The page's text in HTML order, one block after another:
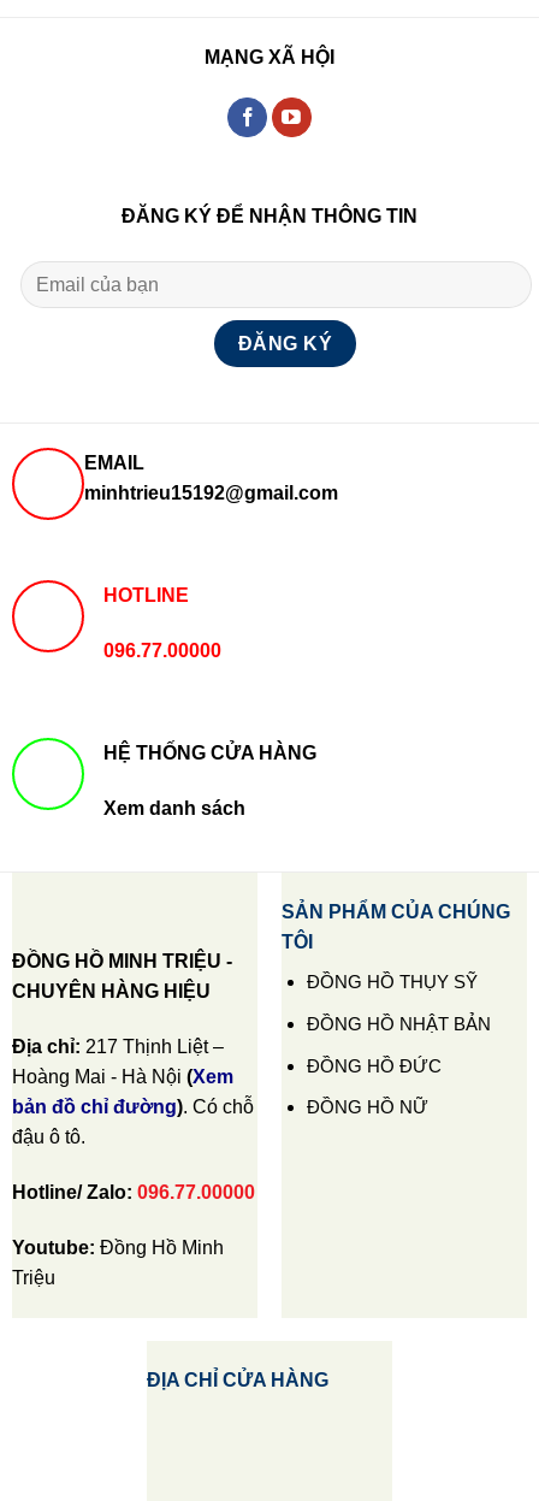
MẠNG XÃ HỘI
ĐĂNG KÝ ĐỂ NHẬN THÔNG TIN
EMAIL
minhtrieu15192@gmail.com
HOTLINE
096.77.00000
HỆ THỐNG CỬA HÀNG
Xem danh sách
ĐỒNG HỒ MINH TRIỆU -
CHUYÊN HÀNG HIỆU
Địa chỉ: 217 Thịnh Liệt –
Hoàng Mai - Hà Nội (Xem
bản đồ chỉ đường). Có chỗ
đậu ô tô.
Hotline/ Zalo: 096.77.00000
Youtube: Đồng Hồ Minh
Triệu
SẢN PHẨM CỦA CHÚNG
TÔI
ĐỒNG HỒ THỤY SỸ
ĐỒNG HỒ NHẬT BẢN
ĐỒNG HỒ ĐỨC
ĐỒNG HỒ NỮ
ĐỊA CHỈ CỬA HÀNG